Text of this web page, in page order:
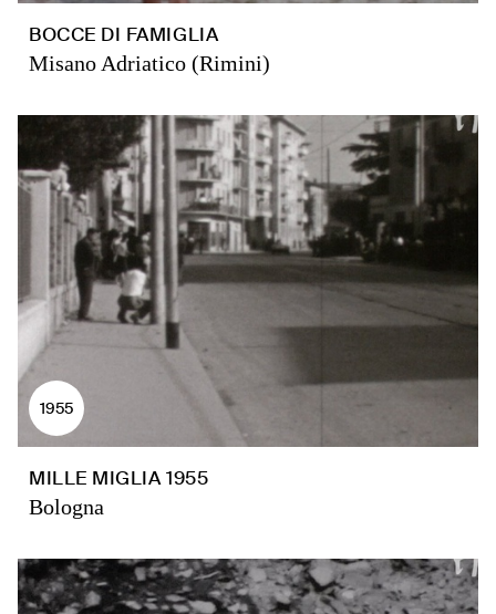
BOCCE DI FAMIGLIA
Misano Adriatico (Rimini)
1955
MILLE MIGLIA 1955
Bologna